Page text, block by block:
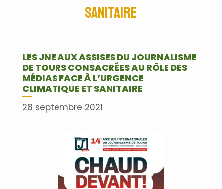
sanitaire
LES JNE AUX ASSISES DU JOURNALISME
DE TOURS CONSACRÉES AU RÔLE DES
MÉDIAS FACE À L’URGENCE
CLIMATIQUE ET SANITAIRE
28 septembre 2021